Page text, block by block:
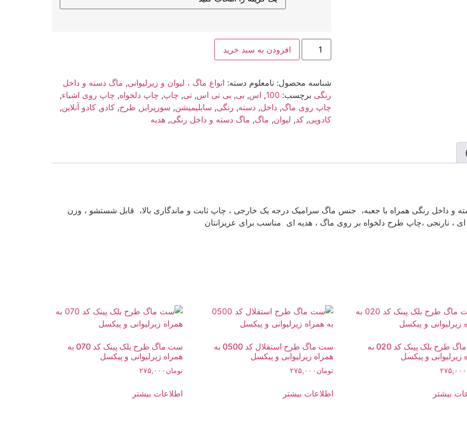
ماگ
طرح
بی
کد
100
عدد
افزودن به سبد خرید
شناسه محصول: نامعلوم دسته: انواع ماگ ، لیوان و زیرلیوانی, ماگ دسته و داخل
رنگی برچسب: 100
, اس, بی, بی تی اس, تی, چاپ, چاپ دلخواه, چاپ روی اشیاء,
چاپ روی ماگ, داخل, دسته, رنگی, سابلیمیشن, سورپرایز , طرح, کادو, کادو آنلاین,
کادویی, کد, لیوان, ماگ, ماگ دسته و داخل رنگی, هدیه
رنگی ،ماگ دسته و داخل رنگی همراه با جعبه، جنس ماگ سرامیک درجه یک خارجی ، چاپ ثابت و ماندگاری بالا، قابل شستشو ، وزن
ست ماگ طرح بلک پینک کد 020 به
زیرلیوانی و پیکسل
۲۷۵,۰۰۰
بیشتر
ست ماگ طرح استقلال کد 0500 به
همراه زیرلیوانی و پیکسل
تومان ۲۷۵,۰۰۰
اطلاعات بیشتر
ست ماگ طرح بلک پینک کد 070 به
همراه زیرلیوانی و پیکسل
تومان ۲۷۵,۰۰۰
اطلاعات بیشتر